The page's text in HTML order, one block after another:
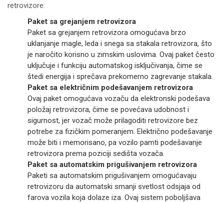
retrovizore:
Paket sa grejanjem retrovizora
Paket sa grejanjem retrovizora omogućava brzo
uklanjanje magle, leda i snega sa stakala retrovizora, što
je naročito korisno u zimskim uslovima. Ovaj paket često
uključuje i funkciju automatskog isključivanja, čime se
štedi energija i sprečava prekomerno zagrevanje stakala.
Paket sa električnim podešavanjem retrovizora
Ovaj paket omogućava vozaču da elektronski podešava
položaj retrovizora, čime se povećava udobnost i
sigurnost, jer vozač može prilagoditi retrovizore bez
potrebe za fizičkim pomeranjem. Električno podešavanje
može biti i memorisano, pa vozilo pamti podešavanje
retrovizora prema poziciji sedišta vozača.
Paket sa automatskim prigušivanjem retrovizora
Paketi sa automatskim prigušivanjem omogućavaju
retrovizoru da automatski smanji svetlost odsjaja od
farova vozila koja dolaze iza. Ovaj sistem poboljšava